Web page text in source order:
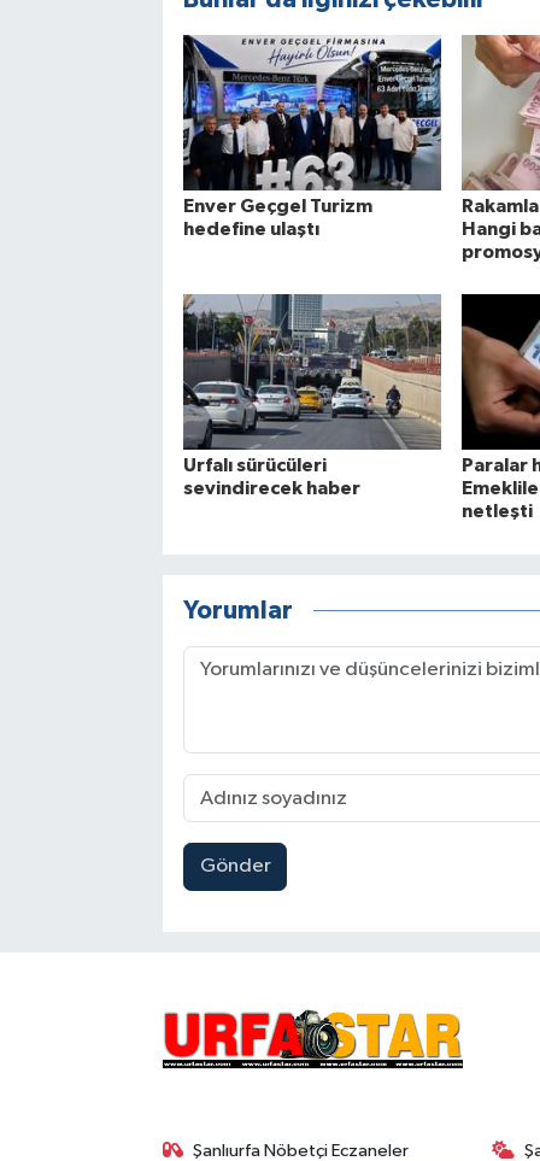
Enver Geçgel Turizm
hedefine ulaştı
Hangi
Urfalı sürücüleri
sevindirecek haber
Paralar
netleşti
Yorumlar
Gönder
Şanlıurfa Nöbetçi Eczaneler